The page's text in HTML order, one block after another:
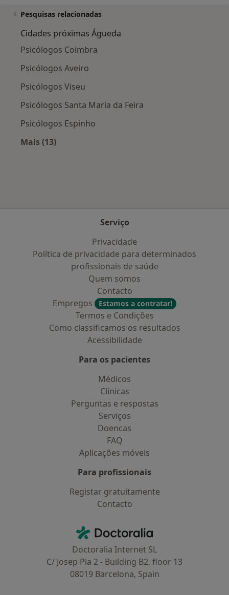
Pesquisas relacionadas
Cidades próximas Águeda
Psicólogos Coimbra
Psicólogos Aveiro
Psicólogos Viseu
Psicólogos Santa Maria da Feira
Psicólogos Espinho
Mais (13)
Serviço
Privacidade
Política de privacidade para determinados
profissionais de saúde
Quem somos
Contacto
Empregos
Estamos a contratar!
Termos e Condições
Como classificamos os resultados
Acessibilidade
Para os pacientes
Médicos
Clínicas
Perguntas e respostas
Serviços
Doencas
FAQ
Aplicações móveis
Para profissionais
Registar gratuitamente
Contacto
Doctoralia - Homepage
Doctoralia Internet SL
C/ Josep Pla 2 - Building B2, floor 13
08019 Barcelona, Spain